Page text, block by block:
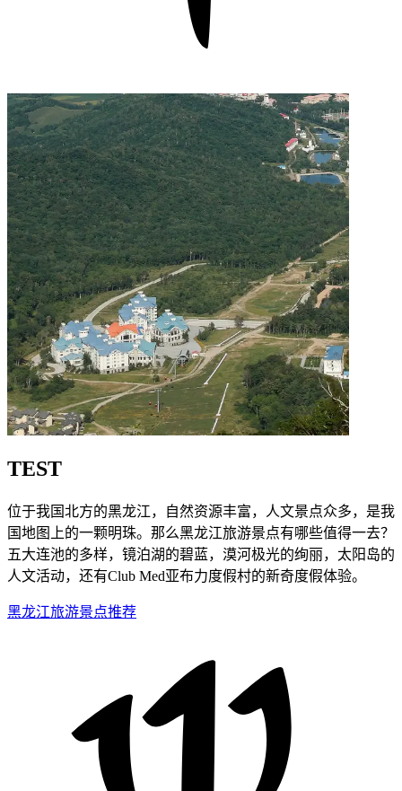
TEST
位于我国北方的黑龙江，自然资源丰富，人文景点众多，是我
国地图上的一颗明珠。那么黑龙江旅游景点有哪些值得一去？
五大连池的多样，镜泊湖的碧蓝，漠河极光的绚丽，太阳岛的
人文活动，还有Club Med亚布力度假村的新奇度假体验。
黑龙江旅游景点推荐